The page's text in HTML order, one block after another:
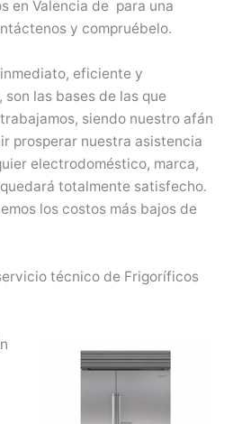
en Valencia de para una
y compruébelo.
eficiente y
son las bases de las que
siendo nuestro afán
prosperar nuestra asistencia
electrodoméstico, marca,
totalmente satisfecho.
los costos más bajos de
técnico de Frigoríficos